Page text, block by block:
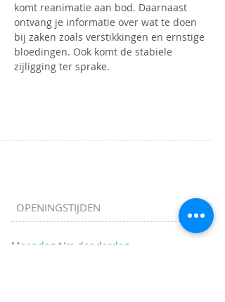
komt reanimatie aan bod. Daarnaast
ontvang je informatie over wat te doen
bij zaken zoals verstikkingen en ernstige
bloedingen. Ook komt de stabiele
zijligging ter sprake.
OPENINGSTIJDEN
Maandag t/m donderdag